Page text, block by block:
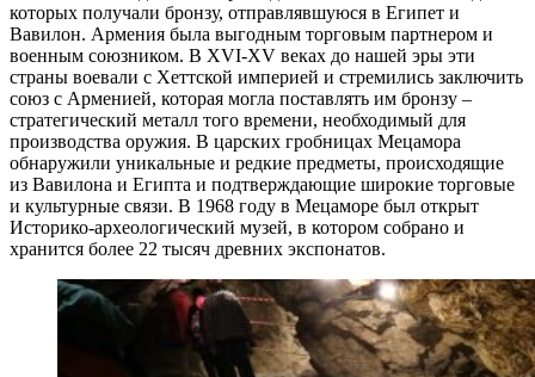
которых получали бронзу, отправлявшуюся в Египет и
Вавилон. Армения была выгодным торговым партнером и
военным союзником. В XVI-XV веках до нашей эры эти
страны воевали с Хеттской империей и стремились заключить
союз с Арменией, которая могла поставлять им бронзу –
стратегический металл того времени, необходимый для
производства оружия. В царских гробницах Мецамора
обнаружили уникальные и редкие предметы, происходящие
из Вавилона и Египта и подтверждающие широкие торговые
и культурные связи. В 1968 году в Мецаморе был открыт
Историко-археологический музей, в котором собрано и
хранится более 22 тысяч древних экспонатов.